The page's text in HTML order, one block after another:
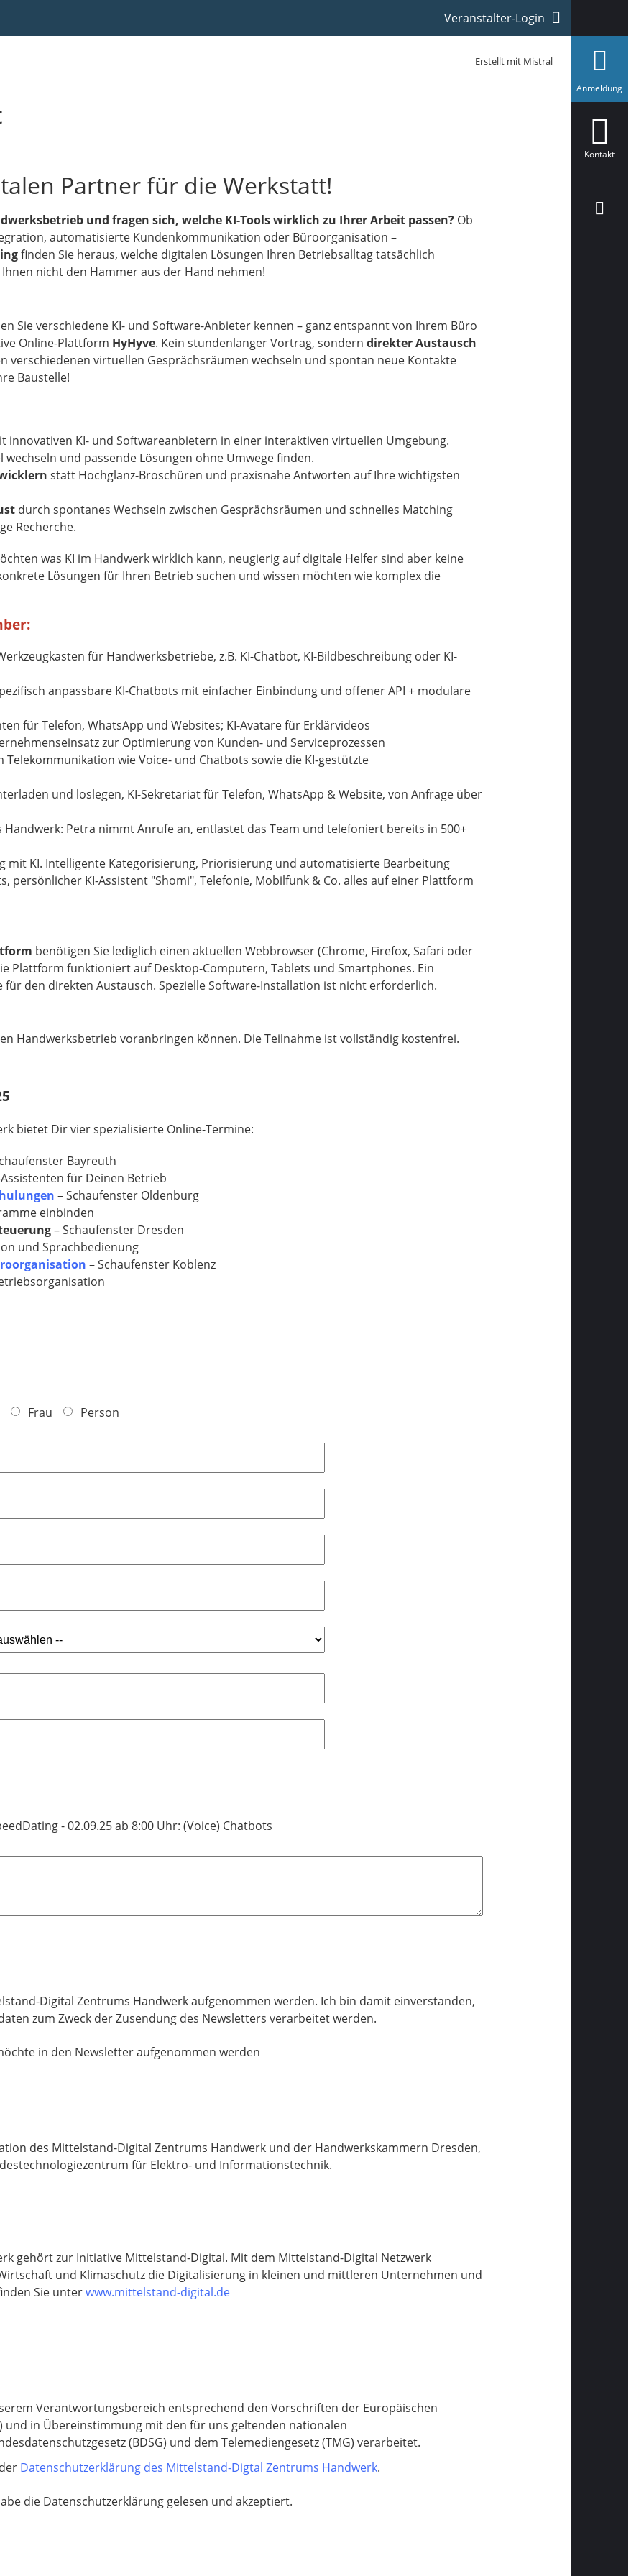
Veranstalter-Login
Erstellt mit Mistral
Anmeldunga
Kontakt
Partner für die Werkstatt!
und fragen sich, welche KI-Tools wirklich zu Ihrer Arbeit passen? Ob
automatisierte Kundenkommunikation oder Büroorganisation –
finden Sie heraus, welche digitalen Lösungen Ihren Betriebsalltag tatsächlich
nicht den Hammer aus der Hand nehmen!
Sie verschiedene KI- und Software-Anbieter kennen – ganz entspannt von Ihrem Büro
Online-Plattform HyHyve. Kein stundenlanger Vortrag, sondern direkter Austausch
verschiedenen virtuellen Gesprächsräumen wechseln und spontan neue Kontakte
Baustelle!
innovativen KI- und Softwareanbietern in einer interaktiven virtuellen Umgebung.
wechseln und passende Lösungen ohne Umwege finden.
statt Hochglanz-Broschüren und praxisnahe Antworten auf Ihre wichtigsten
durch spontanes Wechseln zwischen Gesprächsräumen und schnelles Matching
Recherche.
was KI im Handwerk wirklich kann, neugierig auf digitale Helfer sind aber keine
Lösungen für Ihren Betrieb suchen und wissen möchten wie komplex die
für Handwerksbetriebe, z.B. KI-Chatbot, KI-Bildbeschreibung oder KI-
anpassbare KI-Chatbots mit einfacher Einbindung und offener API + modulare
für Telefon, WhatsApp und Websites; KI-Avatare für Erklärvideos
zur Optimierung von Kunden- und Serviceprozessen
wie Voice- und Chatbots sowie die KI-gestützte
und loslegen, KI-Sekretariat für Telefon, WhatsApp & Website, von Anfrage über
Handwerk: Petra nimmt Anrufe an, entlastet das Team und telefoniert bereits in 500+
mit KI. Intelligente Kategorisierung, Priorisierung und automatisierte Bearbeitung
persönlicher KI-Assistent "Shomi", Telefonie, Mobilfunk & Co. alles auf einer Plattform
benötigen Sie lediglich einen aktuellen Webbrowser (Chrome, Firefox, Safari oder
Plattform funktioniert auf Desktop-Computern, Tablets und Smartphones. Ein
den direkten Austausch. Spezielle Software-Installation ist nicht erforderlich.
Handwerksbetrieb voranbringen können. Die Teilnahme ist vollständig kostenfrei.
bietet Dir vier spezialisierte Online-Termine:
Bayreuth
für Deinen Betrieb
– Schaufenster Oldenburg
einbinden
– Schaufenster Dresden
und Sprachbedienung
– Schaufenster Koblenz
Frau Person
- 02.09.25 ab 8:00 Uhr: (Voice) Chatbots
Digital Zentrums Handwerk aufgenommen werden. Ich bin damit einverstanden,
zum Zweck der Zusendung des Newsletters verarbeitet werden.
in den Newsletter aufgenommen werden
des Mittelstand-Digital Zentrums Handwerk und der Handwerkskammern Dresden,
für Elektro- und Informationstechnik.
gehört zur Initiative Mittelstand-Digital. Mit dem Mittelstand-Digital Netzwerk
und Klimaschutz die Digitalisierung in kleinen und mittleren Unternehmen und
Sie unterwww.mittelstand-digital.de
Verantwortungsbereich entsprechend den Vorschriften der Europäischen
und in Übereinstimmung mit den für uns geltenden nationalen
(BDSG) und dem Telemediengesetz (TMG) verarbeitet.
Datenschutzerklärung des Mittelstand-Digtal Zentrums Handwerk.
die Datenschutzerklärung gelesen und akzeptiert.